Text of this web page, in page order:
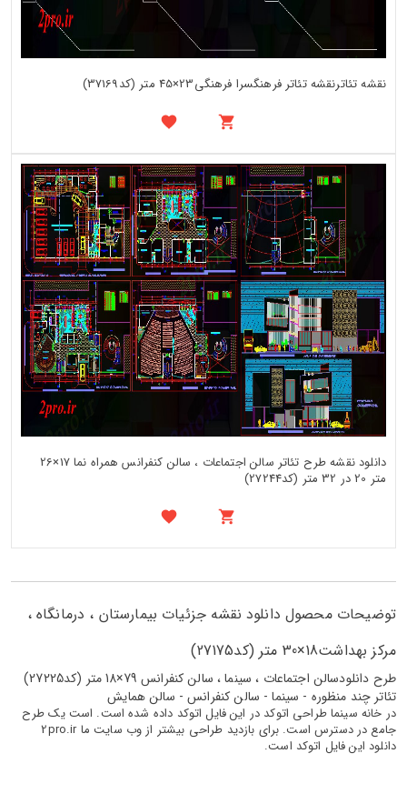
نقشه تئاترنقشه تئاتر فرهنگسرا فرهنگی23×45 متر (کد37169)
دانلود نقشه طرح تئاتر سالن اجتماعات ، سالن کنفرانس همراه نما 17×26
متر 20 در 32 متر (کد27244)
توضیحات محصول دانلود نقشه جزئیات بیمارستان ، درمانگاه ،
مرکز بهداشت18×30 متر (کد27175)
طرح دانلودسالن اجتماعات ، سینما ، سالن کنفرانس 79×18 متر (کد27225)
تئاتر چند منظوره - سینما - سالن کنفرانس - سالن همایش
در خانه سینما طراحی اتوکد در این فایل اتوکد داده شده است. است یک طرح
جامع در دسترس است. برای بازدید طراحی بیشتر از وب سایت ما 2pro.ir
دانلود این فایل اتوکد است.